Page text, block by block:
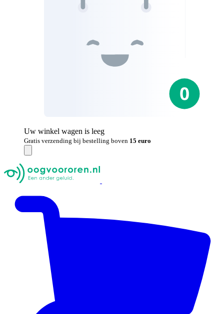
Uw winkel wagen is leeg
Gratis verzending bij bestelling boven 15 euro